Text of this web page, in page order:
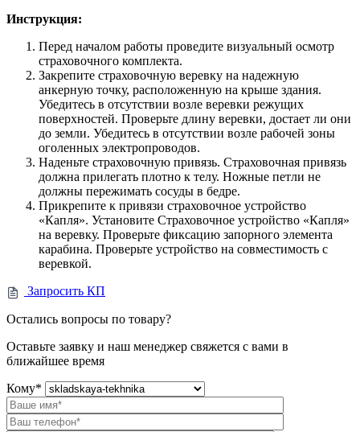
Инструкция:
Перед началом работы проведите визуальный осмотр
страховочного комплекта.
Закрепите страховочную веревку на надежную
анкерную точку, расположенную на крыше здания.
Убедитесь в отсутствии возле веревки режущих
поверхностей. Проверьте длину веревки, достает ли они
до земли. Убедитесь в отсутствии возле рабочей зоны
оголенных электропроводов.
Наденьте страховочную привязь. Страховочная привязь
должна прилегать плотно к телу. Ножные петли не
должны пережимать сосуды в бедре.
Прикрепите к привязи страховочное устройство
«Капля». Установите Страховочное устройство «Капля»
на веревку. Проверьте фиксацию запорного элемента
карабина. Проверьте устройство на совместимость с
веревкой.
Запросить КП
Остались вопросы по товару?
Оставьте заявку и наш менеджер свяжется с вами в
ближайшее время
Кому*